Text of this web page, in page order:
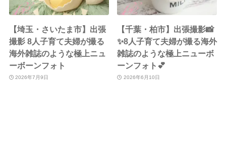
【埼玉・さいたま市】出張
撮影 8人子育て夫婦が撮る
海外雑誌のような極上ニュ
ーボーンフォト
2026年7月9日
【千葉・柏市】出張撮影📸
✨8人子育て夫婦が撮る海外
雑誌のような極上ニューボ
ーンフォト💕
2026年6月10日